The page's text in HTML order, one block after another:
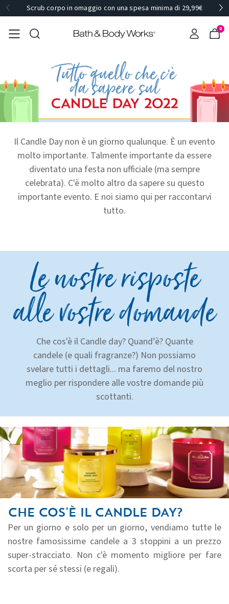
Scrub corpo in omaggio con una spesa minima di 29,99€
0
Il Candle Day non è un giorno qualunque. È un evento
molto importante. Talmente importante da essere
diventato una festa non ufficiale (ma sempre
celebrata). C'è molto altro da sapere su questo
importante evento. E noi siamo qui per raccontarvi
tutto.
Le nostre risposte
alle vostre domande
Che cos'è il Candle day? Quand’è? Quante
candele (e quali fragranze?) Non possiamo
svelare tutti i dettagli... ma faremo del nostro
meglio per rispondere alle vostre domande più
scottanti.
CHE COS'È IL CANDLE DAY?
Per un giorno e solo per un giorno, vendiamo tutte le
nostre famosissime candele a 3 stoppini a un prezzo
super-stracciato. Non c'è momento migliore per fare
scorta per sé stessi (e regali).